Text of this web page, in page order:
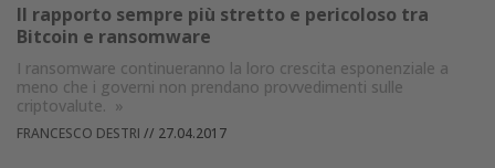
Il rapporto sempre più stretto e pericoloso tra
Bitcoin e ransomware
I ransomware continueranno la loro crescita esponenziale a
meno che i governi non prendano provvedimenti sulle
criptovalute. »
FRANCESCO DESTRI // 27.04.2017